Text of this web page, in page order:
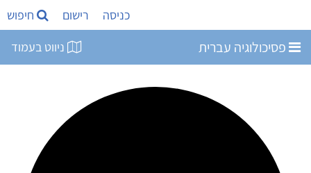
כניסה רישום חיפוש
פסיכולוגיה עברית ניווט בעמוד